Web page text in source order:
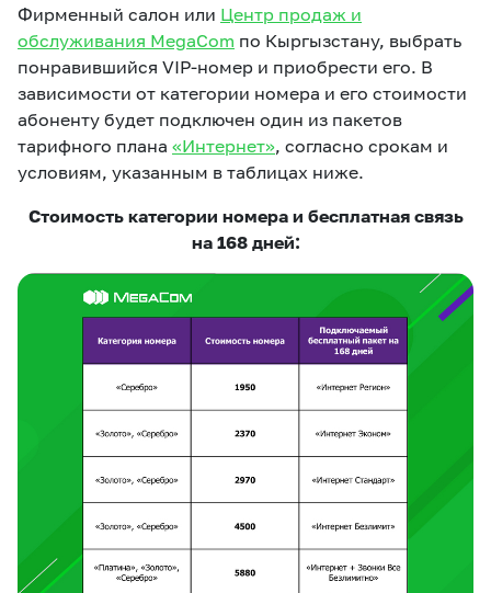
Фирменный салон или Центр продаж и
обслуживания MegaCom по Кыргызстану, выбрать
понравившийся VIP-номер и приобрести его. В
зависимости от категории номера и его стоимости
абоненту будет подключен один из пакетов
тарифного плана «Интернет», согласно срокам и
условиям, указанным в таблицах ниже.
Стоимость категории номера и бесплатная связь
на 168 дней: